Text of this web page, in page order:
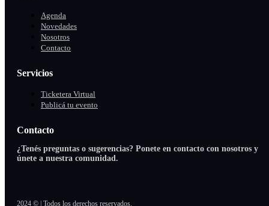
Agenda
Novedades
Nosotros
Contacto
Servicios
Ticketera Virtual
Publicá tu evento
Contacto
¿Tenés preguntas o sugerencias? Ponete en contacto con nosotros y
únete a nuestra comunidad.
2024 © | Todos los derechos reservados.